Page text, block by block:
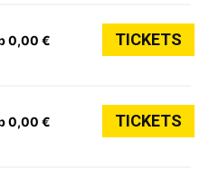
0,00 € TICKETS
0,00 € TICKETS